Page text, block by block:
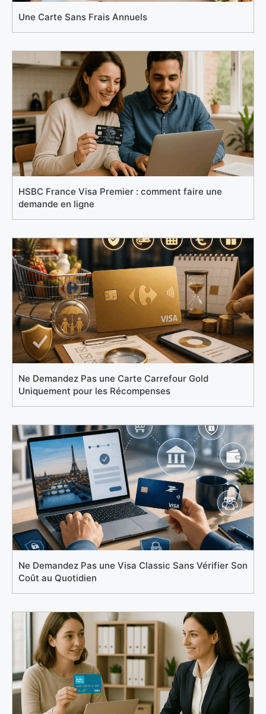
Une Carte Sans Frais Annuels
HSBC France Visa Premier : comment faire une
demande en ligne
Ne Demandez Pas une Carte Carrefour Gold
Uniquement pour les Récompenses
Ne Demandez Pas une Visa Classic Sans Vérifier Son
Coût au Quotidien